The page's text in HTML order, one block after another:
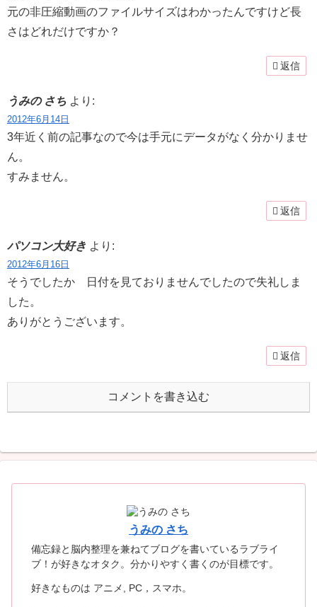
元の非圧縮動画のファイルサイズはわかったんですけど長
さはどれだけですか？
返信
うみの さち より:
2012年6月14日
3年近く前の記事なので今は手元にデータがなく分かりませ
ん。
すみません。
返信
パソコン大好き より:
2012年6月16日
そうでしたか 日付を見ておりませんでしたので失礼しま
した。
ありがとうございます。
返信
コメントを書き込む
うみの さち
備忘録と脳内整理を兼ねてブログを書いているラブライ
ブ！が好きなオタク。分かりやすく書くのが目標です。
好きなものは アニメ, PC，スマホ。